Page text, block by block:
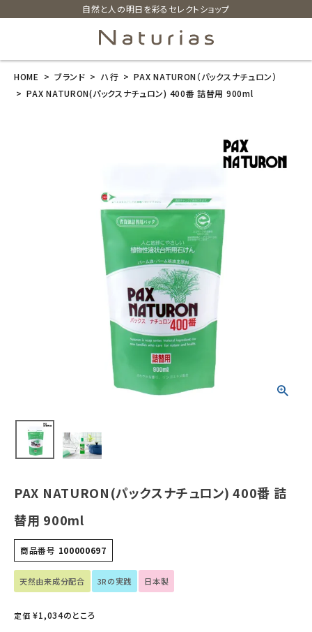
自然と人の明日を彩るセレクトショップ
search
美容・コスメ・香水
日用品雑貨
フェムケア
インナー・下着・ナイトウェア
キッズ・ベビー・マタニティ
HOME ブランド ハ行
PAX NATURON（パックスナチュロン）
PAX NATURON(パックスナチュロン) 400番 詰替用 900ml
PAX NATURON(パックスナチュロン) 400番 詰
替用 900ml
商品番号 100000697
天然由来成分配合 3Rの実践 日本製
定価 ¥1,034のところ